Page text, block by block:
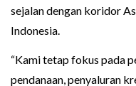
sejalan dengan koridor
Indonesia.
“Kami tetap fokus pada
pendanaan, penyaluran